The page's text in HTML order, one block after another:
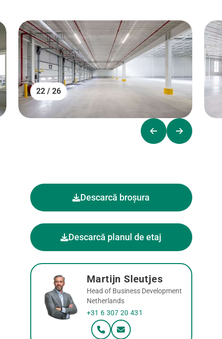
22 / 26
Descarcă broșura
Descarcă planul de etaj
Martijn Sleutjes
Head of Business Development
Netherlands
+31 6 307 20 431